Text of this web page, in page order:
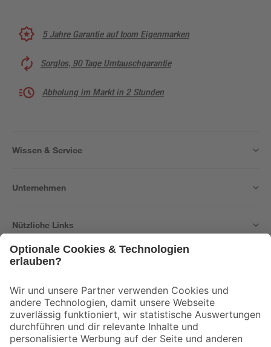
5 Jahre Garantie auf toom Eigenmarken
Sorglos, 90 Tage Umtauschgarantie
Abholung im Markt in 2 Stunden
Wissen & Service
Unternehmen
Nützliche Links
Der toom Newsletter: Keine Angebote und Aktionen mehr verpassen!
Zur Newsletter Anmeldung